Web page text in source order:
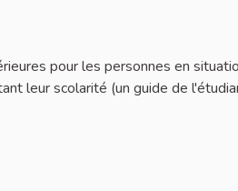
pour les personnes en
leur scolarité (un guide de